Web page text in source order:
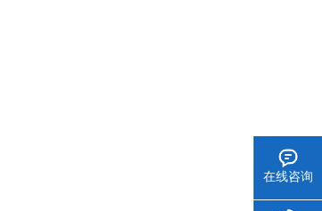
在线咨询